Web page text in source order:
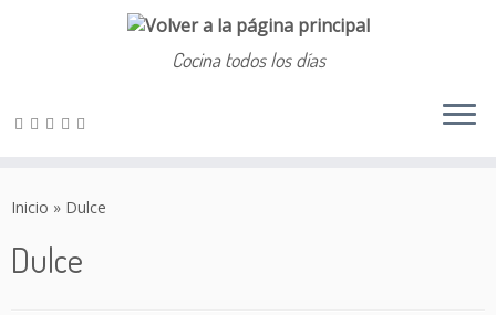
Cocina todos los días
Inicio » Dulce
Dulce